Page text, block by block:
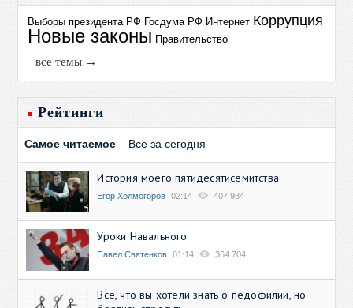
Выборы президента РФ Госдума РФ Интернет Коррупция
Новые законы Правительство
все темы →
Рейтинги
Самое читаемое Все за сегодня
История моего пятидесятисемитства
Егор Холмогоров 02:14 407 984
Уроки Навального
Павел Святенков 01:14 364 704
Всё, что вы хотели знать о педофилии, но